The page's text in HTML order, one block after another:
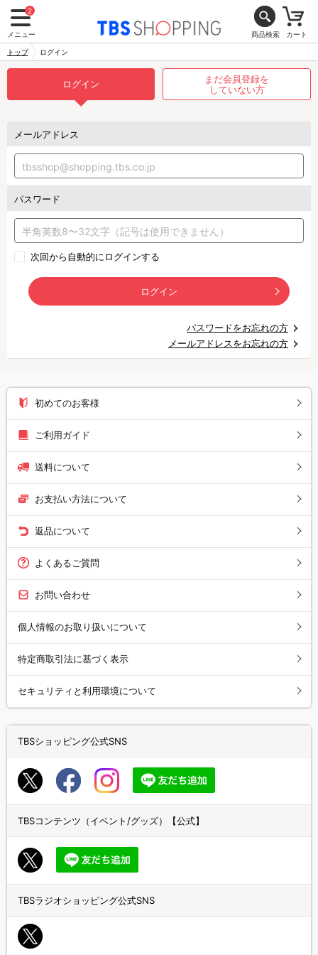
2
メニュー 商品検索 カート
トップ ログイン
ログイン
まだ会員登録を
していない方
メールアドレス
パスワード
次回から自動的にログインする
ログイン
パスワードをお忘れの方
メールアドレスをお忘れの方
初めてのお客様
ご利用ガイド
送料について
お支払い方法について
返品について
よくあるご質問
お問い合わせ
個人情報のお取り扱いについて
特定商取引法に基づく表示
セキュリティと利用環境について
TBSショッピング公式SNS
TBSコンテンツ（イベント/グッズ）【公式】
TBSラジオショッピング公式SNS